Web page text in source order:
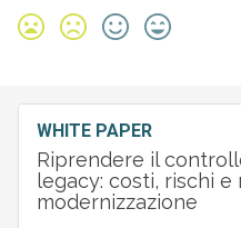
WHITE PAPER
Riprendere il
legacy: costi, rischi e
modernizzazione